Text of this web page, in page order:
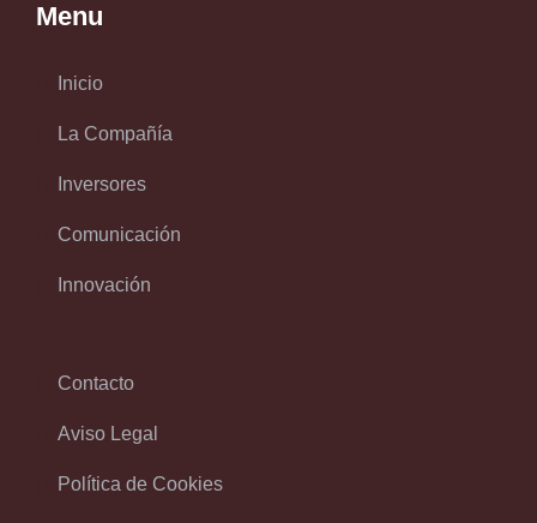
Menu
Inicio
La Compañía
Inversores
Comunicación
Innovación
Contacto
Aviso Legal
Política de Cookies